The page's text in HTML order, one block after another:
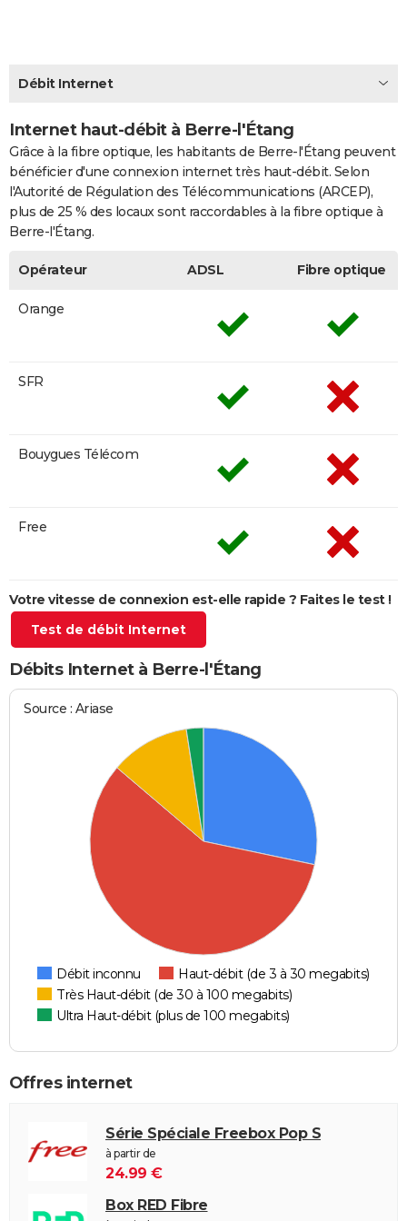
CARTE DE VOEUX
Carte de Noël
Carte Bonne année
Carte Saint-Valentin
Carte Pâques
Carte d'anniversaire
DICTIONNAIRE
PROGRAMME TV
COPAINS D'AVANT
S'inscrire
Se connecter
Lycées
Collèges
Primaires
Universités
Entreprises
Service militaire
Avis de recherche
AVIS DE DÉCÈS
FORUM
Débit Internet
Internet haut-débit à Berre-l'Étang
Grâce à la fibre optique, les habitants de Berre-l'Étang peuvent
bénéficier d'une connexion internet très haut-débit. Selon
l'Autorité de Régulation des Télécommunications (ARCEP),
plus de 25 % des locaux sont raccordables à la fibre optique à
Berre-l'Étang.
Opérateur ADSL Fibre optique
Orange
SFR
Bouygues Télécom
Free
Votre vitesse de connexion est-elle rapide ? Faites le test !
Test de débit Internet
Débits Internet à Berre-l'Étang
Source : Ariase
Débit inconnu
Haut-débit (de 3 à 30 megabits)
Très Haut-débit (de 30 à 100 megabits)
Ultra Haut-débit (plus de 100 megabits)
Offres internet
Série Spéciale Freebox Pop S
à partir de
24.99 €
Box RED Fibre